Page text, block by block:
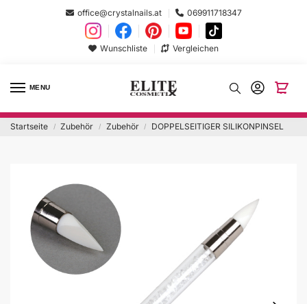
office@crystalnails.at 069911718347
Wunschliste Vergleichen
MENU
Startseite / Zubehör / Zubehör / DOPPELSEITIGER SILIKONPINSEL